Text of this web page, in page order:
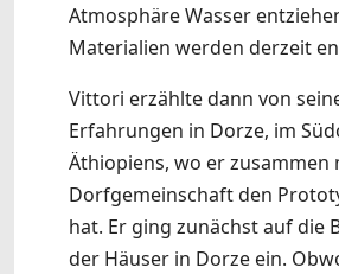
Atmosphäre Wasser
Materialien werden derzeit
Vittori erzählte dann von
Erfahrungen in Dorze, im
Äthiopiens, wo er zusammen
Dorfgemeinschaft den
hat. Er ging zunächst auf die
der Häuser in Dorze ein.